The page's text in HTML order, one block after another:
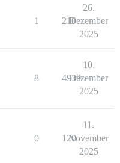
1 210
26.
Dezember
2025
8 4939
10.
Dezember
2025
0 120
11.
November
2025